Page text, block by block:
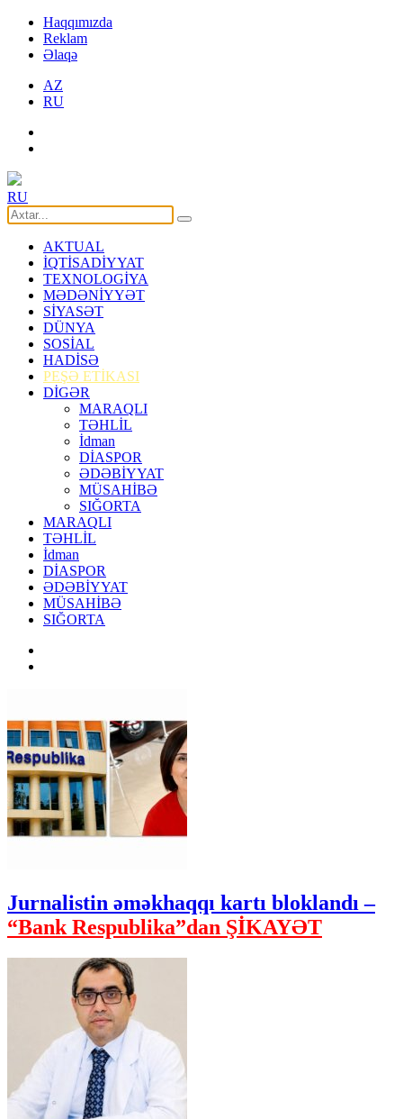
Haqqımızda
Reklam
Əlaqə
AZ
RU
RU
AKTUAL
İQTİSADİYYAT
TEXNOLOGİYA
MƏDƏNİYYƏT
SİYASƏT
DÜNYA
SOSİAL
HADİSƏ
PEŞƏ ETİKASI
DİGƏR
MARAQLI
TƏHLİL
İdman
DİASPOR
ƏDƏBİYYAT
MÜSAHİBƏ
SIĞORTA
MARAQLI
TƏHLİL
İdman
DİASPOR
ƏDƏBİYYAT
MÜSAHİBƏ
SIĞORTA
Jurnalistin əməkhaqqı kartı bloklandı –
“Bank Respublika”dan ŞİKAYƏT